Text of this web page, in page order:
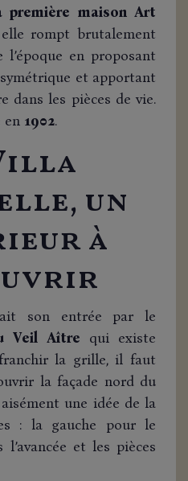
première maison Art
rompt brutalement
l’époque en proposant
et apportant
dans les pièces de vie.
en 1902.
un
à
son entrée par le
Veil Aître qui existe
la grille, il faut
la façade nord du
une idée de la
: la gauche pour le
l’avancée et les pièces